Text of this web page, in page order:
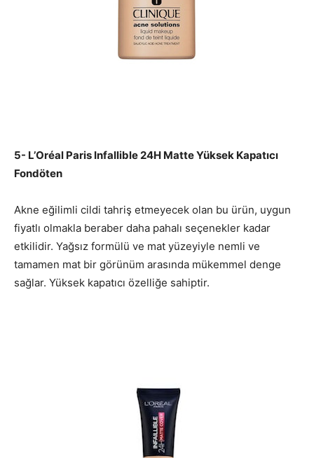
5- L’Oréal Paris Infallible 24H Matte Yüksek Kapatıcı
Fondöten
Akne eğilimli cildi tahriş etmeyecek olan bu ürün, uygun
fiyatlı olmakla beraber daha pahalı seçenekler kadar
etkilidir. Yağsız formülü ve mat yüzeyiyle nemli ve
tamamen mat bir görünüm arasında mükemmel denge
sağlar. Yüksek kapatıcı özelliğe sahiptir.